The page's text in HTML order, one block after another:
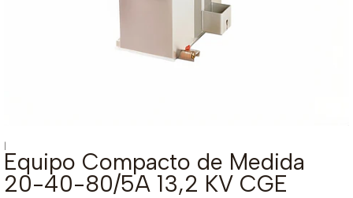
|
Equipo Compacto de Medida
20-40-80/5A 13,2 KV CGE